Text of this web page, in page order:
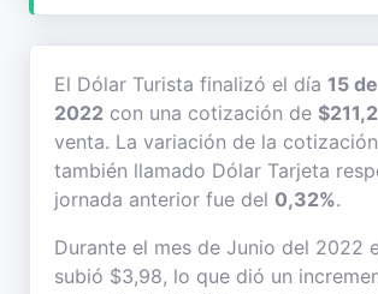
El Dólar Turista finalizó el día 15
2022 con una cotización de
venta. La variación de la
también llamado Dólar Tarjeta
jornada anterior fue del 0,32%.
Durante el mes de Junio del 2022
subió $3,98, lo que dió un